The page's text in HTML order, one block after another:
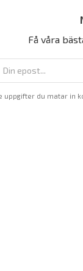
Få våra
uppgifter du matar in